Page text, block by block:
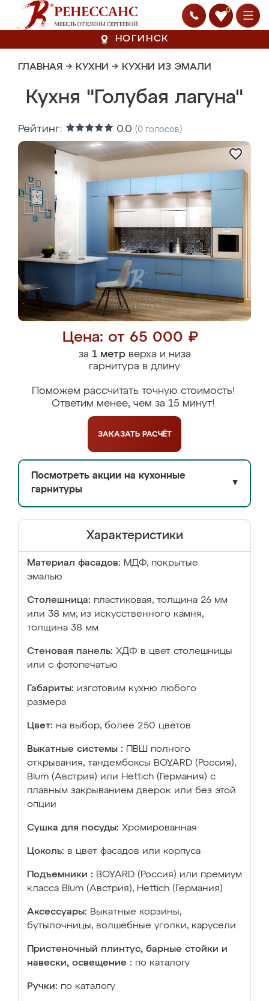
0
НОГИНСК
ГЛАВНАЯ → КУХНИ → КУХНИ ИЗ ЭМАЛИ
Кухня "Голубая лагуна"
Рейтинг: 0.0 (0 голосов)
Цена: от 65 000 ₽
за 1 метрверха и низа
гарнитура в длину
Поможем рассчитать точную стоимость!
Ответим менее, чем за 15 минут!
ЗАКАЗАТЬ РАСЧЁТ
Посмотреть акции на кухонные
гарнитуры
▼
Характеристики
Материал фасадов: МДФ, покрытые
эмалью
Столешница: пластиковая, толщина 26 мм
или 38 мм; из искусственного камня,
толщина 38 мм
Стеновая панель: ХДФ в цвет столешницы
или с фотопечатью
Габариты: изготовим кухню любого
размера
Цвет: на выбор, более 250 цветов
Выкатные системы :
ПВШ полного
открывания, тандембоксы BOYARD (Россия),
Blum (Австрия) или Hettich (Германия) с
плавным закрыванием дверок или без этой
опции
Сушка для посуды: Хромированная
Цоколь: в цвет фасадов или корпуса
Подъемники : BOYARD (Россия) или премиум
класса Blum (Австрия), Hettich (Германия)
Аксессуары: Выкатные корзины,
бутылочницы, волшебные уголки, карусели
Пристеночный плинтус, барные стойки и
навески, освещение : по каталогу
Ручки: по каталогу